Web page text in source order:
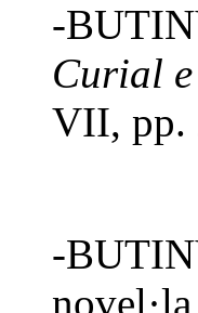
-
Curial
VII, pp.
-
novel·la